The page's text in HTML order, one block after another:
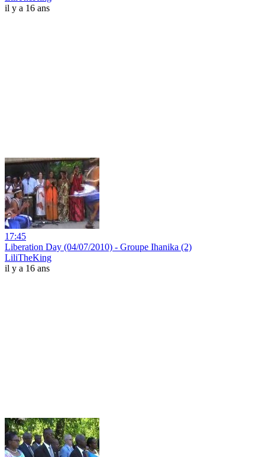
il y a 16 ans
17:45
Liberation Day (04/07/2010) - Groupe Ihanika (2)
LiliTheKing
il y a 16 ans